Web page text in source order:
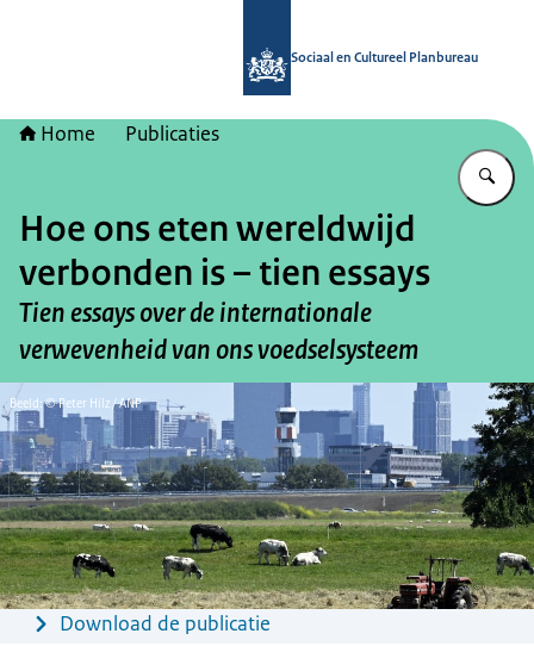
Sociaal en Cultureel Planbureau
Home Publicaties
Hoe ons eten wereldwijd
verbonden is – tien essays
Tien essays over de internationale
verwevenheid van ons voedselsysteem
Beeld: © Peter Hilz / ANP
MenuDownload de publicatie